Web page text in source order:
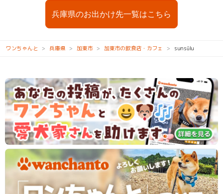
兵庫県のお出かけ先一覧はこちら
ワンちゃんと 兵庫県 加東市 加東市の飲食店・カフェ sunsūlu